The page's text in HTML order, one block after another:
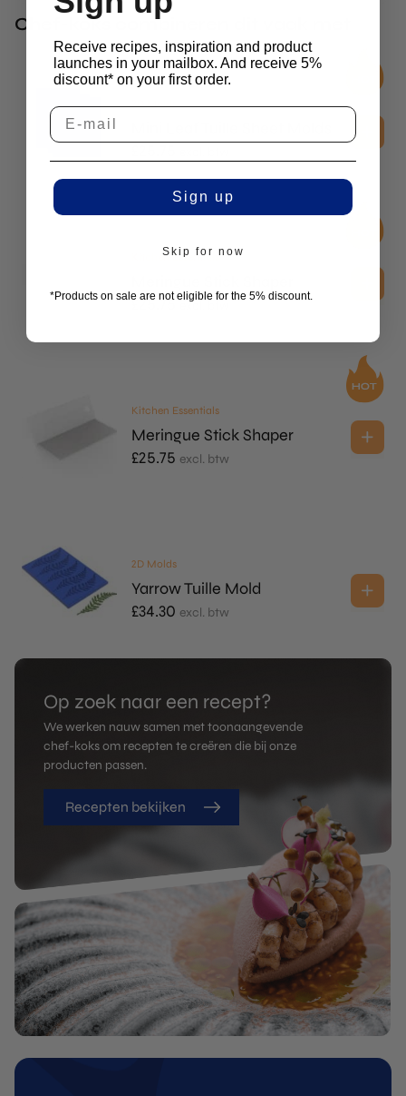
Chef-koks combineren dit vaak met
2D Molds
Kitchen Essentials
£25.75 excl. btw
Kitchen Essentials
Meringue Stick Shaper
£25.75 excl. btw
2D Molds
Yarrow Tuille Mold
£34.30 excl. btw
Op zoek naar een recept?
We werken nauw samen met toonaangevende
chef-koks om recepten te creëren die bij onze
producten passen.
Recepten bekijken
Receive recipes, inspiration and product
launches in your mailbox. And receive 5%
discount* on your first order.
Sign up
Skip for now
*Products on sale are not eligible for the 5% discount.